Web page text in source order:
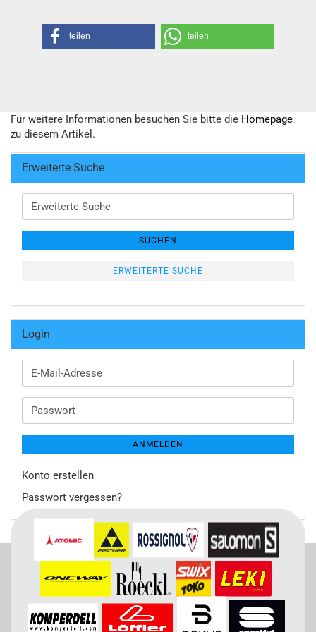
teilen teilen
Für weitere Informationen besuchen Sie bitte die Homepage
zu diesem Artikel.
Erweiterte Suche
Erweiterte
Suche
SUCHEN
ERWEITERTE SUCHE
Login
E-
Mail-
Passwort
ANMELDEN
Konto erstellen
Passwort vergessen?